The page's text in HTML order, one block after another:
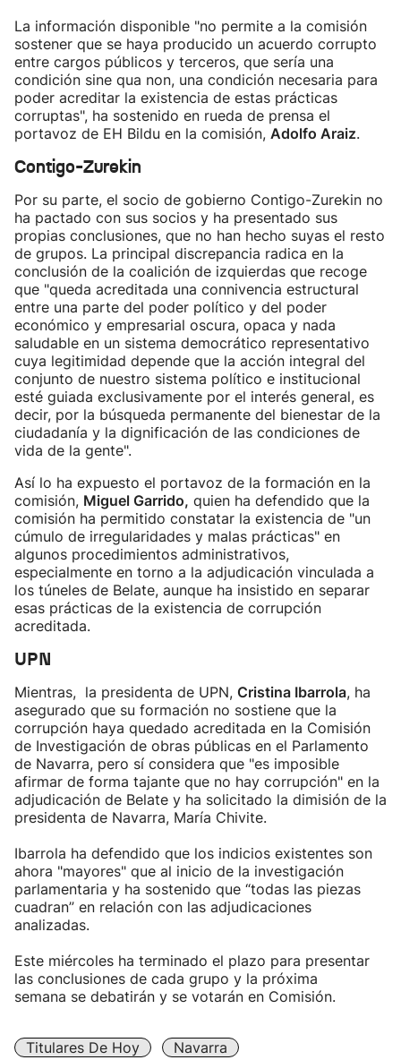
La información disponible "no permite a la comisión
sostener que se haya producido un acuerdo corrupto
entre cargos públicos y terceros, que sería una
condición sine qua non, una condición necesaria para
poder acreditar la existencia de estas prácticas
corruptas", ha sostenido en rueda de prensa el
portavoz de EH Bildu en la comisión, Adolfo Araiz.
Contigo-Zurekin
Por su parte, el socio de gobierno Contigo-Zurekin no
ha pactado con sus socios y ha presentado sus
propias conclusiones, que no han hecho suyas el resto
de grupos. La principal discrepancia radica en la
conclusión de la coalición de izquierdas que recoge
que "queda acreditada una connivencia estructural
entre una parte del poder político y del poder
económico y empresarial oscura, opaca y nada
saludable en un sistema democrático representativo
cuya legitimidad depende que la acción integral del
conjunto de nuestro sistema político e institucional
esté guiada exclusivamente por el interés general, es
decir, por la búsqueda permanente del bienestar de la
ciudadanía y la dignificación de las condiciones de
vida de la gente".
Así lo ha expuesto el portavoz de la formación en la
comisión, Miguel Garrido, quien ha defendido que la
comisión ha permitido constatar la existencia de "un
cúmulo de irregularidades y malas prácticas" en
algunos procedimientos administrativos,
especialmente en torno a la adjudicación vinculada a
los túneles de Belate, aunque ha insistido en separar
esas prácticas de la existencia de corrupción
acreditada.
UPN
Mientras, la presidenta de UPN, Cristina Ibarrola, ha
asegurado que su formación no sostiene que la
corrupción haya quedado acreditada en la Comisión
de Investigación de obras públicas en el Parlamento
de Navarra, pero sí considera que "es imposible
afirmar de forma tajante que no hay corrupción" en la
adjudicación de Belate y ha solicitado la dimisión de la
presidenta de Navarra, María Chivite.
Ibarrola ha defendido que los indicios existentes son
ahora "mayores" que al inicio de la investigación
parlamentaria y ha sostenido que “todas las piezas
cuadran” en relación con las adjudicaciones
analizadas.
Este miércoles ha terminado el plazo para presentar
las conclusiones de cada grupo y la próxima
semana se debatirán y se votarán en Comisión.
Titulares De Hoy Navarra